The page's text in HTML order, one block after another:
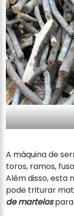
A máquina de
toros, ramos,
Além disso, esta
pode triturar
de martelospara